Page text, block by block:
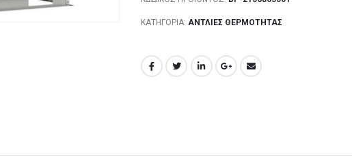
ΚΑΤΗΓΟΡΊΑ: ΑΝΤΛΊΕΣ ΘΕΡΜΌΤΗΤΑΣ